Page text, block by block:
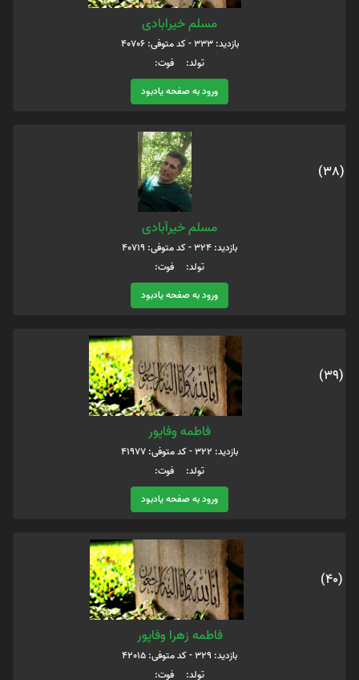
مسلم خیرابادی
بازدید: 333 - کد متوفی: 40706
تولد: فوت:
ورود به صفحه یادبود
(38)
مسلم خیرآبادی
بازدید: 324 - کد متوفی: 40719
تولد: فوت:
ورود به صفحه یادبود
(39)
فاطمه وفاپور
بازدید: 322 - کد متوفی: 41977
تولد: فوت:
ورود به صفحه یادبود
(40)
فاطمه زهرا وفاپور
بازدید: 329 - کد متوفی: 42015
تولد: فوت: